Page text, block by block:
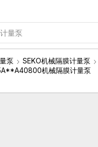
量泵
泵
SEKO机械隔膜计量泵
机械隔膜计量泵